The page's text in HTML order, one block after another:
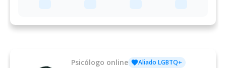
Psicólogo online Aliado LGBTQ+